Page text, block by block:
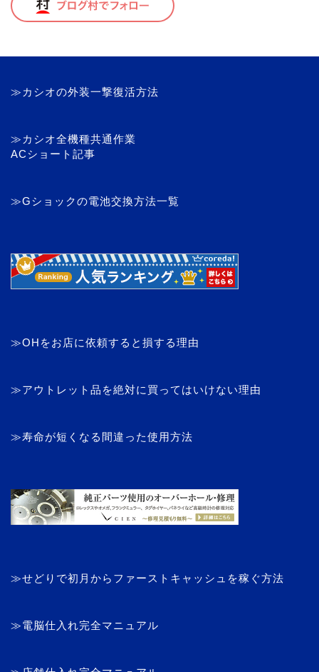
≫カシオの外装一撃復活方法
≫カシオ全機種共通作業
ACショート記事
≫Gショックの電池交換方法一覧
≫OHをお店に依頼すると損する理由
≫アウトレット品を絶対に買ってはいけない理由
≫寿命が短くなる間違った使用方法
≫せどりで初月からファーストキャッシュを稼ぐ方法
≫電脳仕入れ完全マニュアル